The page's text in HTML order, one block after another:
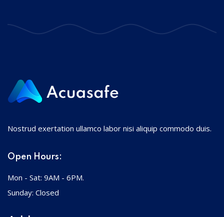
Nostrud exertation ullamco labor nisi aliquip commodo duis.
Open Hours:
Mon - Sat: 9AM - 6PM.
Sunday: Closed